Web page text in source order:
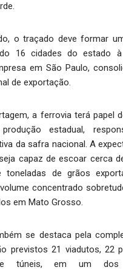
o traçado deve formar
16 cidades do estado
em São Paulo,
de exportação.
a ferrovia terá papel
estadual,
da safra nacional. A
capaz de escoar cerca
toneladas de grãos
concentrado
em Mato Grosso.
se destaca pela
previstos 21 viadutos, 22
túneis, em um dos